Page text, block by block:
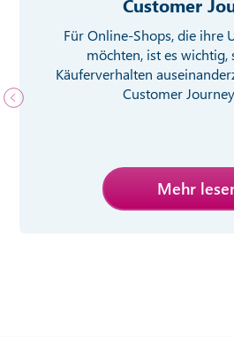
Customer
Für Online-Shops, die ihre
möchten, ist es wichtig,
Käuferverhalten
Customer
Mehr